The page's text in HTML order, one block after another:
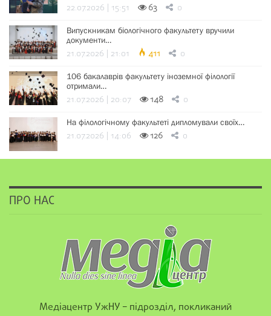
22.07.2026 | 15:51 63 0
Випускникам біологічного факультету вручили
документи…
21.07.2026 | 21:01 411 0
106 бакалаврів факультету іноземної філології
отримали…
21.07.2026 | 20:07 148 0
На філологічному факультеті дипломували своїх…
21.07.2026 | 14:06 126 0
ПРО НАС
Медіацентр УжНУ – підрозділ, покликаний